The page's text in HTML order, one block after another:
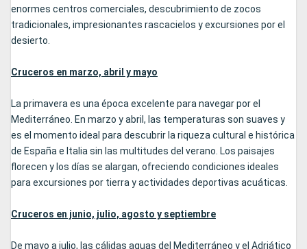
enormes centros comerciales, descubrimiento de zocos
tradicionales, impresionantes rascacielos y excursiones por el
desierto.
Cruceros en marzo, abril y mayo
La primavera es una época excelente para navegar por el
Mediterráneo. En marzo y abril, las temperaturas son suaves y
es el momento ideal para descubrir la riqueza cultural e histórica
de España e Italia sin las multitudes del verano. Los paisajes
florecen y los días se alargan, ofreciendo condiciones ideales
para excursiones por tierra y actividades deportivas acuáticas.
Cruceros en junio, julio, agosto y septiembre
De mayo a julio, las cálidas aguas del Mediterráneo y el Adriático